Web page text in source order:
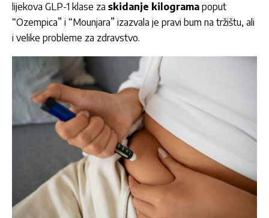
lijekova GLP-1 klase za skidanje kilograma poput
“Ozempica” i “Mounjara” izazvala je pravi bum na tržištu, ali
i velike probleme za zdravstvo.